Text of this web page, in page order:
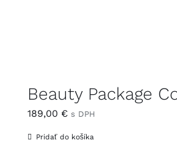
Beauty Package
189,00 € s DPH
Pridať do košíka